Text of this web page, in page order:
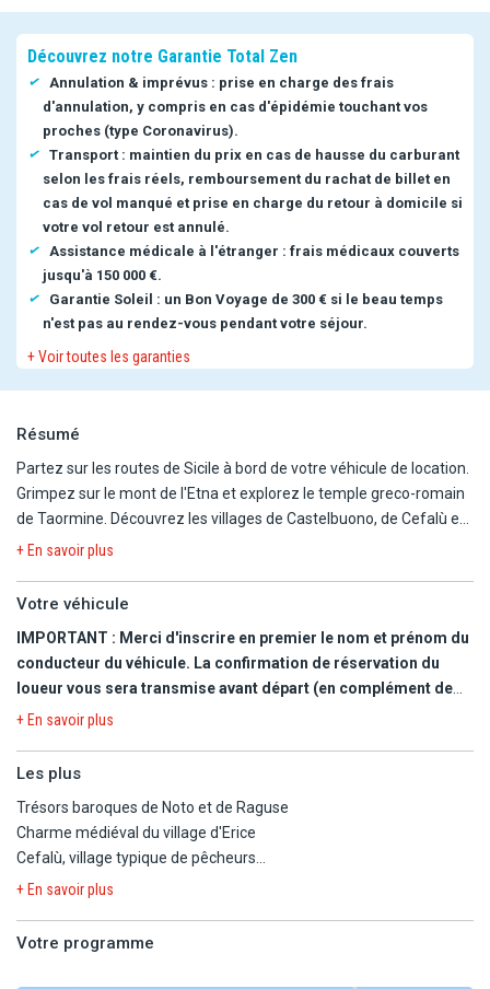
Découvrez notre Garantie Total Zen
Annulation & imprévus : prise en charge des frais
d'annulation, y compris en cas d'épidémie touchant vos
proches (type Coronavirus).
Transport : maintien du prix en cas de hausse du carburant
selon les frais réels, remboursement du rachat de billet en
cas de vol manqué et prise en charge du retour à domicile si
votre vol retour est annulé.
Assistance médicale à l'étranger : frais médicaux couverts
jusqu'à 150 000 €.
Garantie Soleil : un Bon Voyage de 300 € si le beau temps
n'est pas au rendez-vous pendant votre séjour.
+ Voir toutes les garanties
Résumé
Partez sur les routes de Sicile à bord de votre véhicule de location.
Grimpez sur le mont de l'Etna et explorez le temple greco-romain
de Taormine. Découvrez les villages de Castelbuono, de Cefalù et
d'Erice. Visitez la belle Palerme et sa cathédrale arabo-normande.
Syracuse. Admirez les trésors baroques de Raguse et de Noto...
rythme et selon vos envies !
+ En savoir plus
Votre véhicule
IMPORTANT : Merci d'inscrire en premier le nom et prénom du
conducteur du véhicule. La confirmation de réservation du
loueur vous sera transmise avant départ (en complément de
votre carnet de voyages). Sur cette dernière figureront les
votre arrivée pour l'obtention de votre véhicule. A votre arrivée
loueur.
Dans le cadre de cet autotour, vous bénéficiez de la location d'un
véhicule de catégorie catégorie B (MDMR mini 4/5 portes) type
jours par tranche de 24h pris et remis à l'aéroport de Catane.
+ En savoir plus
Les plus
Trésors baroques de Noto et de Raguse
Charme médiéval du village d'Erice
Cefalù, village typique de pêcheurs
Sites archéologiques de Segeste et d'Agrigente
+ En savoir plus
Votre programme